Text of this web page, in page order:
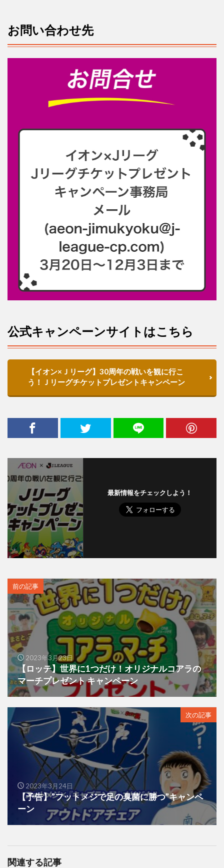
お問い合わせ先
公式キャンペーンサイトはこちら
【イオン× Ｊリーグ】 30周年の戦いを観に行こ
う！Ｊリーグチケットプレゼントキャンペーン
最新情報をチェックしよう！
前の記事
2023年3月23日
【ロッテ】世界に1つだけ！オリジナルコアラの
マーチプレゼント キャンペーン
次の記事
2023年3月24日
【予告】”フットメジで足の臭菌に勝つ”キャンペ
ーン
関連する記事